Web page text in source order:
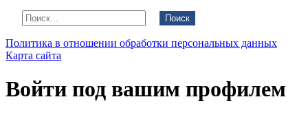
Поиск
Политика в отношении обработки персональных данных
Карта сайта
Войти под вашим профилем